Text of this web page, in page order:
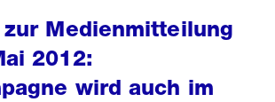
zur Medienmitteilung
2012:
wird auch im